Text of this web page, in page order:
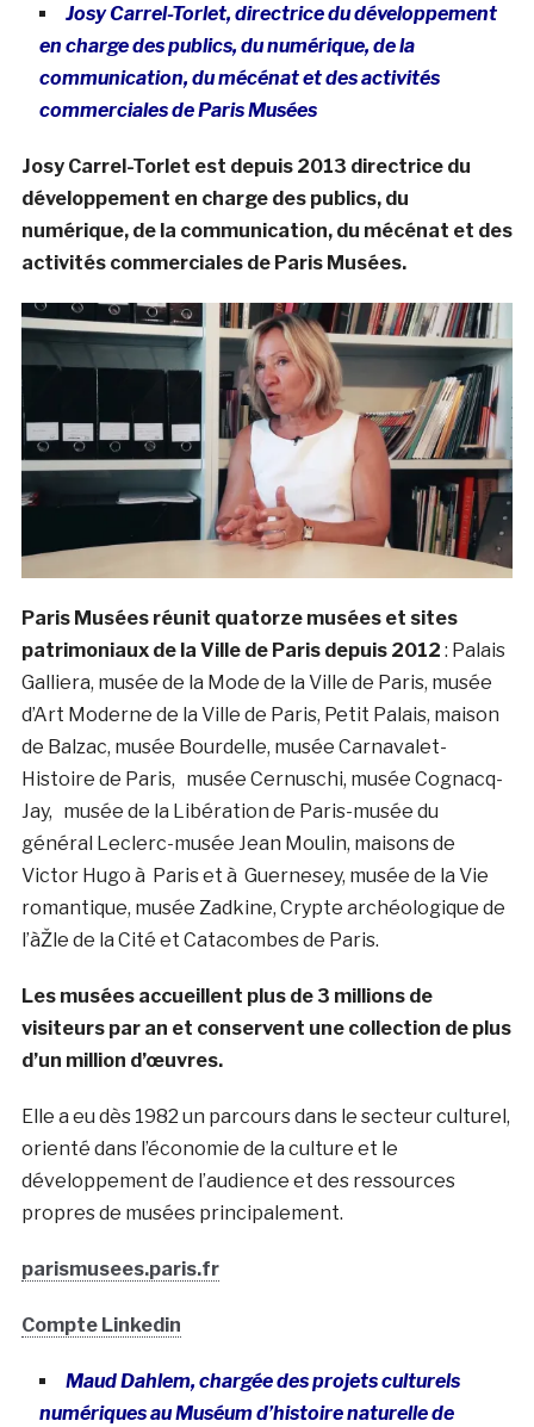
Josy Carrel-Torlet, directrice du développement
en charge des publics, du numérique, de la
communication, du mécénat et des activités
commerciales de Paris Musées
Josy Carrel-Torlet est depuis 2013 directrice du
développement en charge des publics, du
numérique, de la communication, du mécénat et des
activités commerciales de Paris Musées.
Paris Musées réunit quatorze musées et sites
patrimoniaux de la Ville de Paris depuis 2012 : Palais
Galliera, musée de la Mode de la Ville de Paris, musée
d’Art Moderne de la Ville de Paris, Petit Palais, maison
de Balzac, musée Bourdelle, musée Carnavalet-
Histoire de Paris, musée Cernuschi, musée Cognacq-
Jay, musée de la Libération de Paris-musée du
général Leclerc-musée Jean Moulin, maisons de
Victor Hugo à Paris et à Guernesey, musée de la Vie
romantique, musée Zadkine, Crypte archéologique de
l’àŽle de la Cité et Catacombes de Paris.
Les musées accueillent plus de 3 millions de
visiteurs par an et conservent une collection de plus
d’un million d’œuvres.
Elle a eu dès 1982 un parcours dans le secteur culturel,
orienté dans l’économie de la culture et le
développement de l’audience et des ressources
propres de musées principalement.
parismusees.paris.fr
Compte Linkedin
Maud Dahlem, chargée des projets culturels
numériques au Muséum d’histoire naturelle de